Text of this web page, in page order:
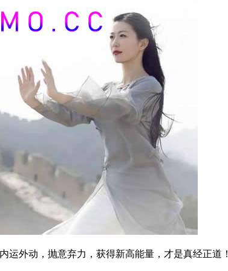
外动，抛意弃力，获得新高能量，才是真经正道！